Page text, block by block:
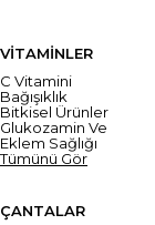
VİTAMİNLER
C Vitamini
Bağışıklık
Bitkisel Ürünler
Glukozamin Ve
Eklem Sağlığı
Tümünü Gör
ÇANTALAR